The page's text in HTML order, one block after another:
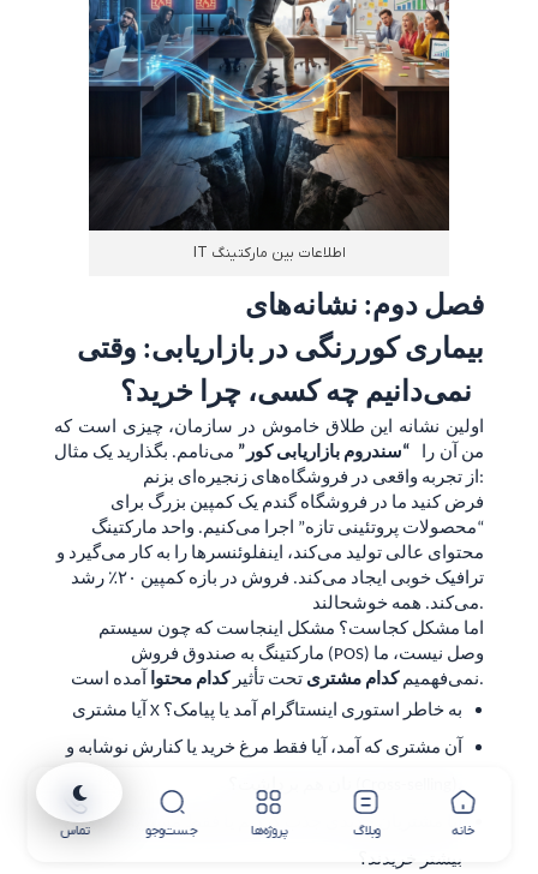
اطلاعات بین مارکتینگ IT
فصل دوم: نشانه‌های
بیماری کوررنگی در بازاریابی: وقتی
اولین نشانه این طلاق خاموش در سازمان، چیزی است که
من آن را
“سندروم بازاریابی کور” می‌نامم. بگذارید یک مثال
از تجربه واقعی در فروشگاه‌های زنجیره‌ای بزنم:
فرض کنید ما در فروشگاه گندم یک کمپین بزرگ برای
“محصولات پروتئینی تازه” اجرا می‌کنیم. واحد مارکتینگ
محتوای عالی تولید می‌کند، اینفلوئنسرها را به کار می‌گیرد و
ترافیک خوبی ایجاد می‌کند. فروش در بازه کمپین ۲۰٪ رشد
می‌کند. همه خوشحالند.
اما مشکل کجاست؟ مشکل اینجاست که چون سیستم
مارکتینگ به صندوق فروش (POS) وصل نیست، ما
نمی‌فهمیم کدام مشتری تحت تأثیر کدام محتوا
آمده است.
آیا مشتری X به خاطر استوری اینستاگرام آمد یا پیامک؟
آن مشتری که آمد، آیا فقط مرغ خرید یا کنارش نوشابه و
نان هم برداشت؟ (Cross-selling).
آیا مشتریان جدیدی جذب کردیم یا فقط مشتریان قدیمی
بیشتر خریدند؟
خانه وبلاگ پروژه‌ها جست‌وجو تماس